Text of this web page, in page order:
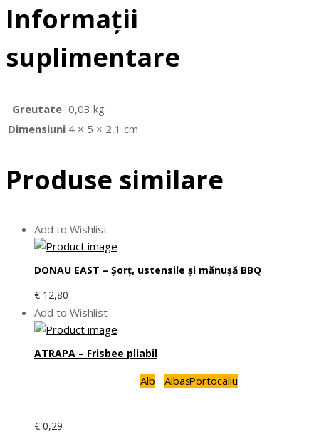
Informații
suplimentare
Greutate 0,03 kg
Dimensiuni 4 × 5 × 2,1 cm
Produse similare
Add to Wishlist
DONAU EAST – Şorţ, ustensile şi mănuşă BBQ
€ 12,80
Add to Wishlist
ATRAPA – Frisbee pliabil
Alb AlbastruPortocaliu
€ 0,29